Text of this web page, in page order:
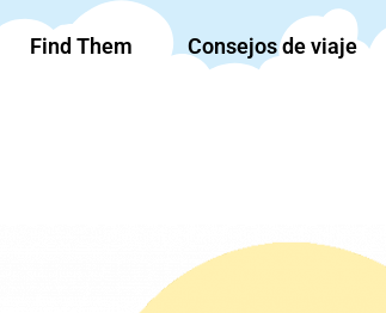
Find Them Consejos de viaje